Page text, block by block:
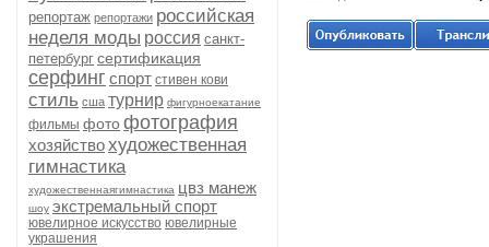
репортаж репортажи российская
неделя моды россия санкт-
петербург сертификация
серфинг спорт стивен кови
стиль сша турнир фигурноекатание
фильмы фотофотография
хозяйствохудожественная
гимнастика
художественнаягимнастика цвз манеж
шоу экстремальный спорт
ювелирное искусство ювелирные
украшения